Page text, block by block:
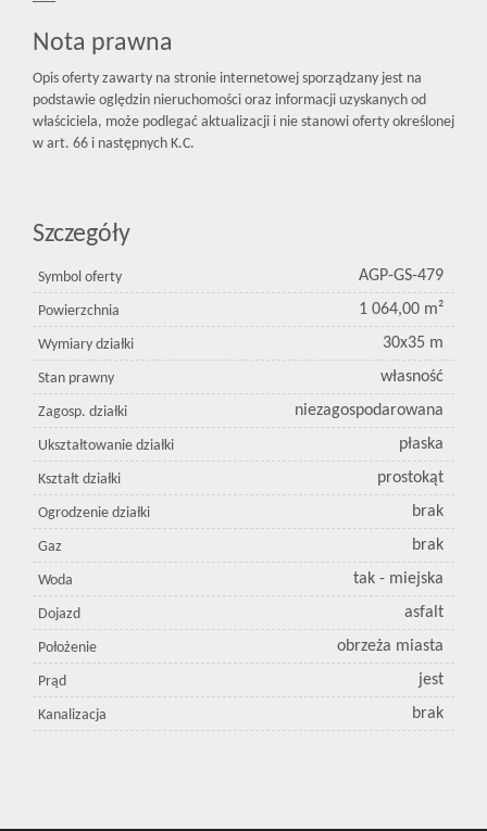
Nota prawna
Opis oferty zawarty na stronie internetowej sporządzany jest na
podstawie oględzin nieruchomości oraz informacji uzyskanych od
właściciela, może podlegać aktualizacji i nie stanowi oferty określonej
w art. 66 i następnych K.C.
Szczegóły
Symbol oferty AGP-GS-479
Powierzchnia 1 064,00 m²
Wymiary działki 30x35 m
Stan prawny własność
Zagosp. działki niezagospodarowana
Ukształtowanie działki płaska
Kształt działki prostokąt
Ogrodzenie działki brak
Gaz brak
Woda tak - miejska
Dojazd asfalt
Położenie obrzeża miasta
Prąd jest
Kanalizacja brak